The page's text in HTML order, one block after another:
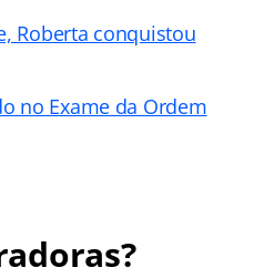
Roberta conquistou
no Exame da Ordem